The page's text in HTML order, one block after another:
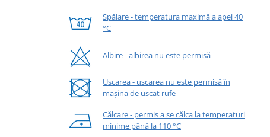
Spălare - temperatura maximă a apei 40
°C
Albire - albirea nu este permisă
Uscarea - uscarea nu este permisă în
mașina de uscat rufe
Călcare - permis a se călca la temperaturi
minime până la 110 °C